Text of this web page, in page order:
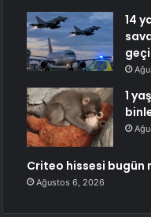
14
1
Criteo hissesi bugün
Ağustos 6, 2026